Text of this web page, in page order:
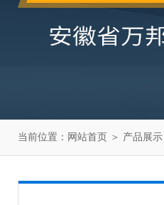
当前位置： 网站首页 ＞ 产品展示